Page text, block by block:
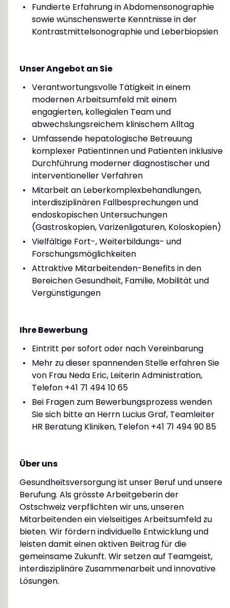
Fundierte Erfahrung in Abdomensonographie
sowie wünschenswerte Kenntnisse in der
Kontrastmittelsonographie und Leberbiopsien
Unser Angebot an Sie
Verantwortungsvolle Tätigkeit in einem
modernen Arbeitsumfeld mit einem
engagierten, kollegialen Team und
abwechslungsreichem klinischem Alltag
Umfassende hepatologische Betreuung
komplexer Patientinnen und Patienten inklusive
Durchführung moderner diagnostischer und
interventioneller Verfahren
Mitarbeit an Leberkomplexbehandlungen,
interdisziplinären Fallbesprechungen und
endoskopischen Untersuchungen
(Gastroskopien, Varizenligaturen, Koloskopien)
Vielfältige Fort-, Weiterbildungs- und
Forschungsmöglichkeiten
Attraktive Mitarbeitenden-Benefits in den
Bereichen Gesundheit, Familie, Mobilität und
Vergünstigungen
Ihre Bewerbung
Eintritt per sofort oder nach Vereinbarung
Mehr zu dieser spannenden Stelle erfahren Sie
von Frau Neda Eric, Leiterin Administration,
Telefon +41 71 494 10 65
Bei Fragen zum Bewerbungsprozess wenden
Sie sich bitte an Herrn Lucius Graf, Teamleiter
HR Beratung Kliniken, Telefon +41 71 494 90 85
Über uns
Gesundheitsversorgung ist unser Beruf und unsere
Berufung. Als grösste Arbeitgeberin der
Ostschweiz verpflichten wir uns, unseren
Mitarbeitenden ein vielseitiges Arbeitsumfeld zu
bieten. Wir fördern individuelle Entwicklung und
leisten damit einen aktiven Beitrag für die
gemeinsame Zukunft. Wir setzen auf Teamgeist,
interdisziplinäre Zusammenarbeit und innovative
Lösungen.